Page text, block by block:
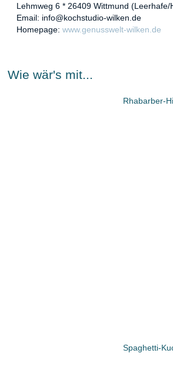
Lehmweg 6 * 26409 Wittmund (Leerhafe/
Email: info@kochstudio-wilken.de
Homepage: www.genusswelt-wilken.de
Wie wär's mit...
Rhabarber-
Spaghetti-